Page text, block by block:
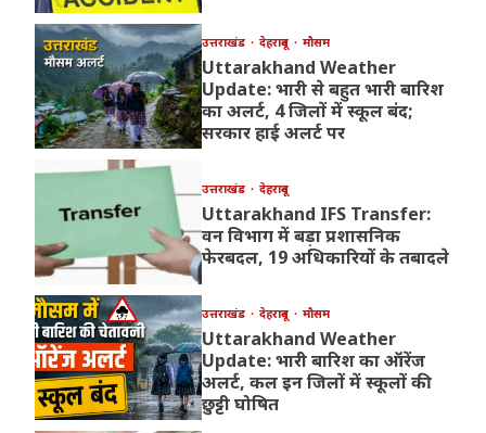
उत्तराखंड देहरादून मौसम
Uttarakhand Weather
Update: भारी से बहुत भारी बारिश
का अलर्ट, 4 जिलों में स्कूल बंद;
सरकार हाई अलर्ट पर
उत्तराखंड देहरादून
Uttarakhand IFS Transfer:
वन विभाग में बड़ा प्रशासनिक
फेरबदल, 19 अधिकारियों के तबादले
उत्तराखंड देहरादून मौसम
Uttarakhand Weather
Update: भारी बारिश का ऑरेंज
अलर्ट, कल इन जिलों में स्कूलों की
छुट्टी घोषित